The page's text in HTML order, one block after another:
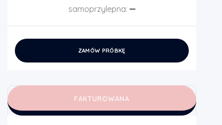
samoprzylepna: ➖
ZAMÓW PRÓBKĘ
FAKTUROWANA